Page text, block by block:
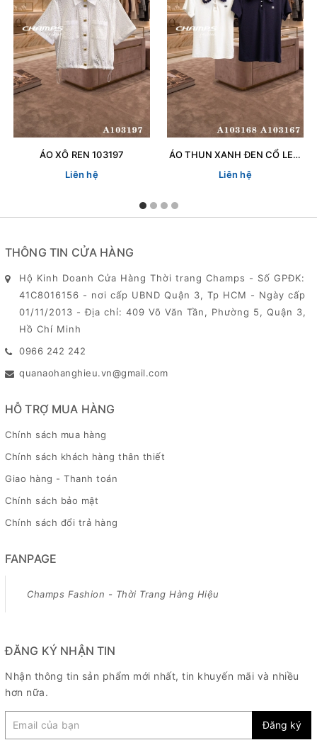
ÁO XÔ REN 103197
Liên hệ
ÁO THUN XANH ĐEN CỔ LEN 103167
Liên hệ
THÔNG TIN CỬA HÀNG
Hộ Kinh Doanh Cửa Hàng Thời trang Champs - Số GPĐK:
41C8016156 - nơi cấp UBND Quận 3, Tp HCM - Ngày cấp
01/11/2013 - Địa chỉ: 409 Võ Văn Tần, Phường 5, Quận 3,
Hồ Chí Minh
0966 242 242
quanaohanghieu.vn@gmail.com
HỖ TRỢ MUA HÀNG
Chính sách mua hàng
Chính sách khách hàng thân thiết
Giao hàng - Thanh toán
Chính sách bảo mật
Chính sách đổi trả hàng
FANPAGE
Champs Fashion - Thời Trang Hàng Hiệu
ĐĂNG KÝ NHẬN TIN
Nhận thông tin sản phẩm mới nhất, tin khuyến mãi và nhiều
hơn nữa.
Đăng ký